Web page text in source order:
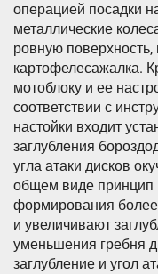
операцией посадки
металлические
ровную поверхность,
картофелесажалка.
мотоблоку и ее
соответствии с
настойки входит
заглубления
угла атаки дисков
общем виде принцип
формирования более
и увеличивают
уменьшения гребня
заглубление и угол